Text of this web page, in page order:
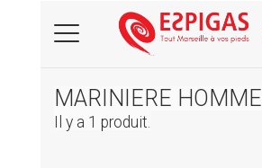
MARINIERE HOMME
Il y a 1 produit.